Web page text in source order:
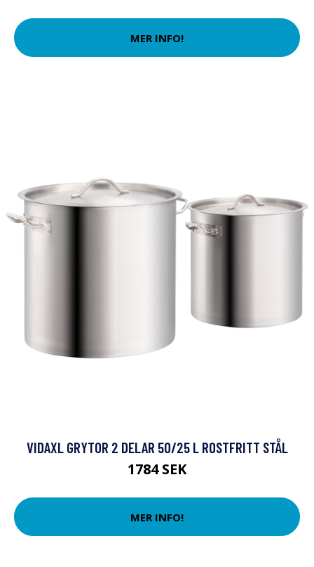
MER INFO!
VIDAXL GRYTOR 2 DELAR 50/25 L ROSTFRITT STÅL
1784 SEK
MER INFO!